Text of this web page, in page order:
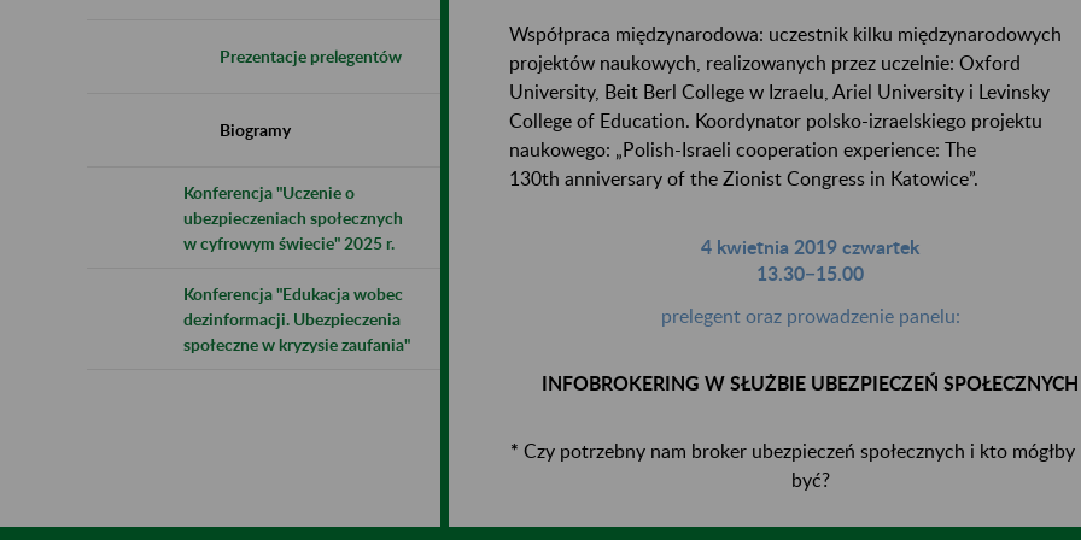
Prezentacje prelegentów
Biogramy
Konferencja "Uczenie o
ubezpieczeniach społecznych
w cyfrowym świecie" 2025 r.
Konferencja "Edukacja wobec
dezinformacji. Ubezpieczenia
społeczne w kryzysie zaufania"
Współpraca międzynarodowa: uczestnik kilku międzynarodowych
projektów naukowych, realizowanych przez uczelnie: Oxford
University, Beit Berl College w Izraelu, Ariel University i Levinsky
College of Education. Koordynator polsko-izraelskiego projektu
naukowego: „Polish-Israeli cooperation experience: The
130th anniversary of the Zionist Congress in Katowice”.
4 kwietnia 2019 czwartek
13.30−15.00
prelegent oraz prowadzenie panelu:
INFOBROKERING W SŁUŻBIE UBEZPIECZEŃ SPOŁECZNYCH
* Czy potrzebny nam broker ubezpieczeń społecznych i kto mógłby
być?